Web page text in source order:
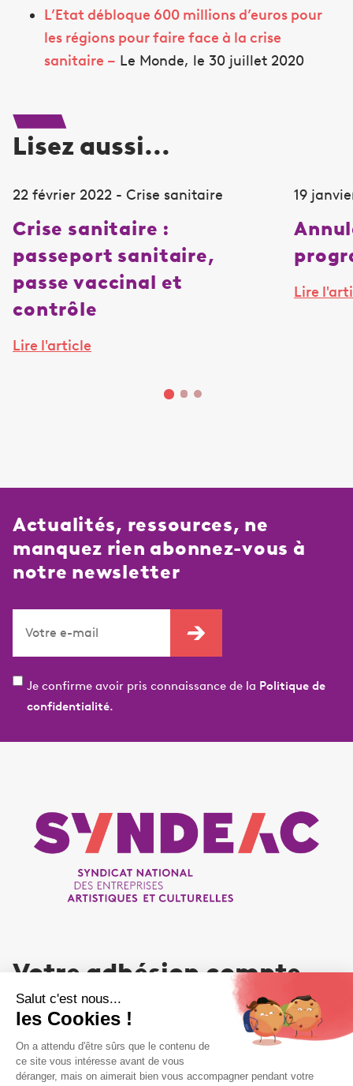
L’Etat débloque 600 millions d’euros pour
les régions pour faire face à la crise
sanitaire – Le Monde, le 30 juillet 2020
Lisez aussi...
22 février 2022 - Crise sanitaire
Crise sanitaire :
passeport sanitaire,
passe vaccinal et
contrôle
Lire l'article
19
Lire
Actualités, ressources, ne
manquez rien abonnez-vous à
notre newsletter
Je confirme avoir pris connaissance de la Politique de
confidentialité.
Votre adhésion compte
NOUS REJOINDRE